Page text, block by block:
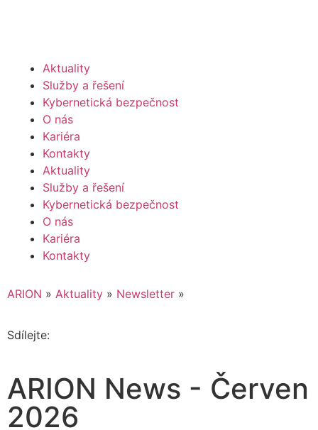
Aktuality
Služby a řešení
Kybernetická bezpečnost
O nás
Kariéra
Kontakty
Aktuality
Služby a řešení
Kybernetická bezpečnost
O nás
Kariéra
Kontakty
ARION » Aktuality » Newsletter »
Sdílejte:
ARION News - Červen
2026